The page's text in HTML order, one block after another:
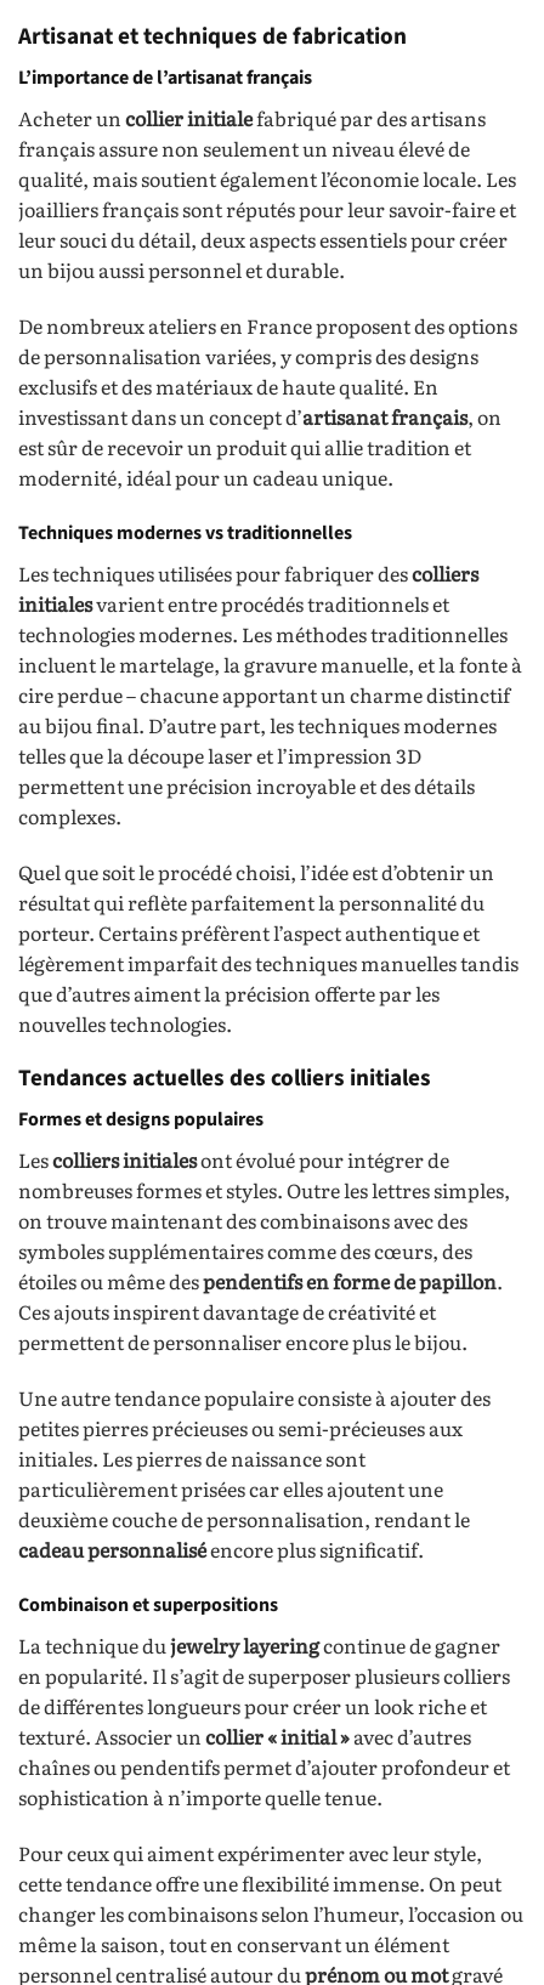
Artisanat et techniques de fabrication
L’importance de l’artisanat français
Acheter uncollier initialefabriqué par des artisans
français assure non seulement un niveau élevé de
qualité, mais soutient également l’économie locale. Les
joailliers français sont réputés pour leur savoir-faire et
leur souci du détail, deux aspects essentiels pour créer
un bijou aussi personnel et durable.
De nombreux ateliers en France proposent des options
de personnalisation variées, y compris des designs
exclusifs et des matériaux de haute qualité. En
investissant dans un concept d’artisanat français, on
est sûr de recevoir un produit qui allie tradition et
modernité, idéal pour un cadeau unique.
Techniques modernes vs traditionnelles
Les techniques utilisées pour fabriquer descolliers
initialesvarient entre procédés traditionnels et
technologies modernes. Les méthodes traditionnelles
incluent le martelage, la gravure manuelle, et la fonte à
cire perdue – chacune apportant un charme distinctif
au bijou final. D’autre part, les techniques modernes
telles que la découpe laser et l’impression 3D
permettent une précision incroyable et des détails
complexes.
Quel que soit le procédé choisi, l’idée est d’obtenir un
résultat qui reflète parfaitement la personnalité du
porteur. Certains préfèrent l’aspect authentique et
légèrement imparfait des techniques manuelles tandis
que d’autres aiment la précision offerte par les
nouvelles technologies.
Tendances actuelles des colliers initiales
Formes et designs populaires
Lescolliers initialesont évolué pour intégrer de
nombreuses formes et styles. Outre les lettres simples,
on trouve maintenant des combinaisons avec des
symboles supplémentaires comme des cœurs, des
étoiles ou même despendentifs en forme de papillon.
Ces ajouts inspirent davantage de créativité et
permettent de personnaliser encore plus le bijou.
Une autre tendance populaire consiste à ajouter des
petites pierres précieuses ou semi-précieuses aux
initiales. Les pierres de naissance sont
particulièrement prisées car elles ajoutent une
deuxième couche de personnalisation, rendant le
cadeau personnaliséencore plus significatif.
Combinaison et superpositions
La technique dujewelry layeringcontinue de gagner
en popularité. Il s’agit de superposer plusieurs colliers
de différentes longueurs pour créer un look riche et
texturé. Associer un collier « initial »avec d’autres
chaînes ou pendentifs permet d’ajouter profondeur et
sophistication à n’importe quelle tenue.
Pour ceux qui aiment expérimenter avec leur style,
cette tendance offre une flexibilité immense. On peut
changer les combinaisons selon l’humeur, l’occasion ou
même la saison, tout en conservant un élément
personnel centralisé autour duprénom ou motgravé